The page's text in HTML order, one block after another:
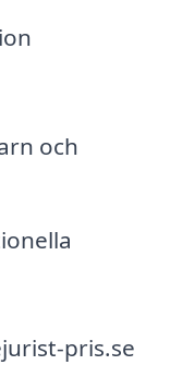
och
pris.se